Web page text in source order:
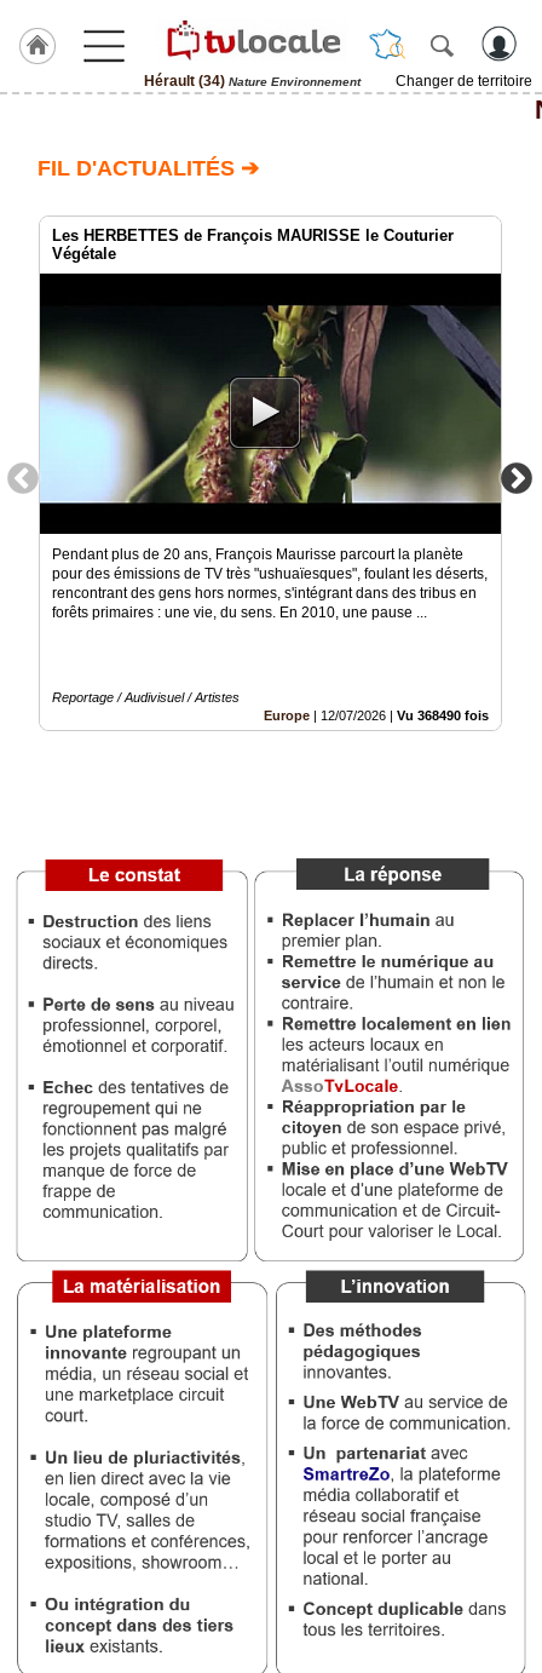
Hérault (34) Nature Environnement
Changer de territoire
Hérault
RUBRIQUES
Agenda
Vidéos
Médias
Prémium
FIL D'ACTUALITÉS ➔
Les HERBETTES de François MAURISSE le Couturier
Végétale
Pendant plus de 20 ans, François Maurisse parcourt la planète
pour des émissions de TV très "ushuaïesques", foulant les déserts,
rencontrant des gens hors normes, s'intégrant dans des tribus en
forêts primaires : une vie, du sens. En 2010, une pause ...
Reportage / Audivisuel / Artistes
Europe
12/07/2026 Vu 368490 fois